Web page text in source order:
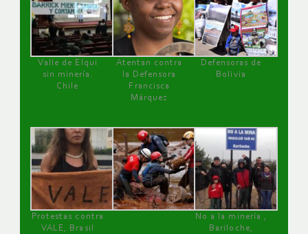
Valle de Elqui
sin minería.
Chile
Atentan contra
la Defensora
Francisca
Márquez
Defensoras de
Bolivia
Protestas contra
VALE, Brasil
No a la minería ,
Bariloche,